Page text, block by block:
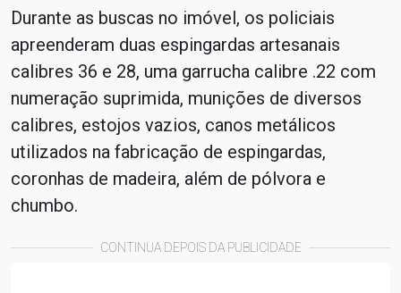
Durante as buscas no imóvel, os policiais
apreenderam duas espingardas artesanais
calibres 36 e 28, uma garrucha calibre .22 com
numeração suprimida, munições de diversos
calibres, estojos vazios, canos metálicos
utilizados na fabricação de espingardas,
coronhas de madeira, além de pólvora e
chumbo.
CONTINUA DEPOIS DA PUBLICIDADE